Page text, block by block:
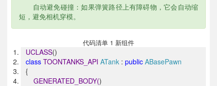
自动避免碰撞：如果弹簧路径上有障碍物，它会自动缩
短，避免相机穿模。
代码清单 1 新组件
UCLASS()
class TOONTANKS_API ATank : public ABasePawn
{
GENERATED_BODY()